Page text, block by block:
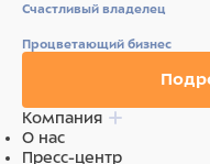
Счастливый владелец
Процветающий бизнес
Компания
О нас
Пресс-центр